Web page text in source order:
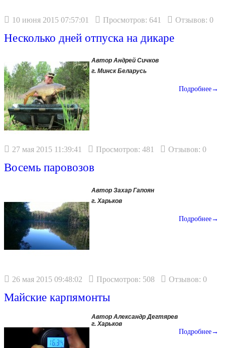
10 июня 2015 07:57:01 Просмотров: 641 Отзывов: 0
Несколько дней отпуска на дикаре
Автор Андрей Сичков
г. Минск Беларусь
Подробнее→
27 мая 2015 11:39:41 Просмотров: 481 Отзывов: 0
Восемь паровозов
Автор Захар Гапоян
г. Харьков
Подробнее→
26 мая 2015 09:48:02 Просмотров: 508 Отзывов: 0
Майские карпямонты
Автор Александр Дегтярев
г. Харьков
Подробнее→